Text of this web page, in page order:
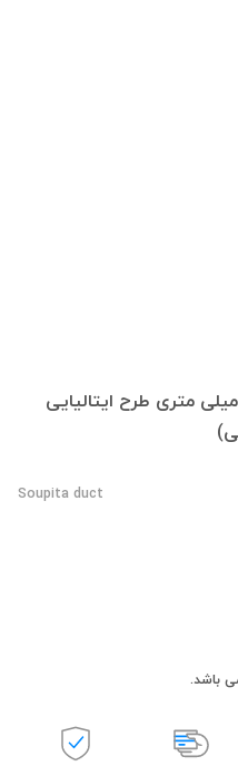
داکت شیاردار سوپیتا 40*60 میلی‌ متری طرح ایتالیایی
Soupita duct
باشد.